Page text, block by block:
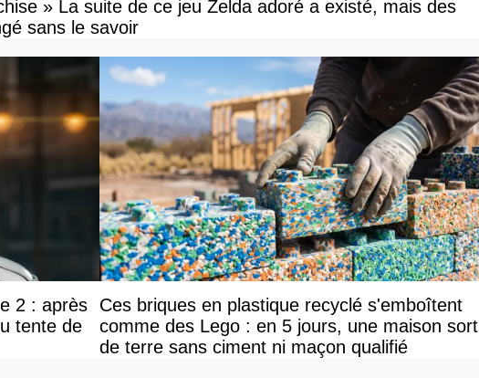
» La suite de ce jeu Zelda adoré a existé, mais des
sans le savoir
2 : après
tente de
Ces briques en plastique recyclé s'emboîtent
comme des Lego : en 5 jours, une maison sort
de terre sans ciment ni maçon qualifié